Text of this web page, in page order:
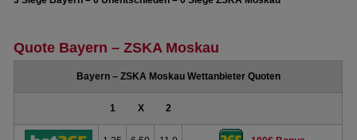
Quote Bayern – ZSKA Moskau
Bayern – ZSKA Moskau Wettanbieter Quoten
1 X 2